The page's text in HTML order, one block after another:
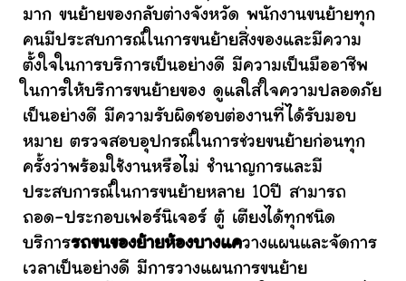
มาก ขนย้ายของกลับต่างจังหวัด พนักงานขนย้ายทุก
คนมีประสบการณ์ในการขนย้ายสิ่งของและมีความ
ตั้งใจในการบริการเป็นอย่างดี มีความเป็นมืออาชีพ
ในการให้บริการขนย้ายของ ดูแลใส่ใจความปลอดภัย
เป็นอย่างดี มีความรับผิดชอบต่องานที่ได้รับมอบ
หมาย ตรวจสอบอุปกรณ์ในการช่วยขนย้ายก่อนทุก
ครั้งว่าพร้อมใช้งานหรือไม่ ชำนาญการและมี
ประสบการณ์ในการขนย้ายหลาย 10ปี สามารถ
ถอด-ประกอบเฟอร์นิเจอร์ ตู้ เตียงได้ทุกชนิด
บริการรถขนของย้ายห้องบางแควางแผนและจัดการ
เวลาเป็นอย่างดี มีการวางแผนการขนย้าย